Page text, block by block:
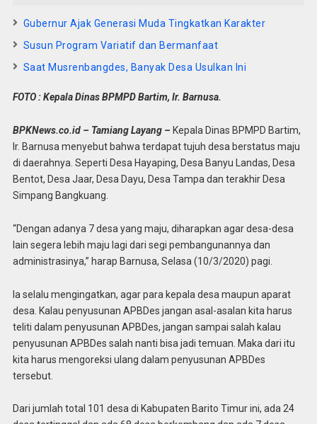
Gubernur Ajak Generasi Muda Tingkatkan Karakter
Susun Program Variatif dan Bermanfaat
Saat Musrenbangdes, Banyak Desa Usulkan Ini
FOTO : Kepala Dinas BPMPD Bartim, Ir. Barnusa.
BPKNews.co.id – Tamiang Layang – Kepala Dinas BPMPD Bartim,
Ir. Barnusa menyebut bahwa terdapat tujuh desa berstatus maju
di daerahnya. Seperti Desa Hayaping, Desa Banyu Landas, Desa
Bentot, Desa Jaar, Desa Dayu, Desa Tampa dan terakhir Desa
Simpang Bangkuang.
“Dengan adanya 7 desa yang maju, diharapkan agar desa-desa
lain segera lebih maju lagi dari segi pembangunannya dan
administrasinya,” harap Barnusa, Selasa (10/3/2020) pagi.
Ia selalu mengingatkan, agar para kepala desa maupun aparat
desa. Kalau penyusunan APBDes jangan asal-asalan kita harus
teliti dalam penyusunan APBDes, jangan sampai salah kalau
penyusunan APBDes salah nanti bisa jadi temuan. Maka dari itu
kita harus mengoreksi ulang dalam penyusunan APBDes
tersebut.
Dari jumlah total 101 desa di Kabupaten Barito Timur ini, ada 24